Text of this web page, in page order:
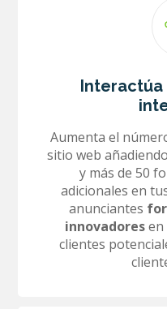
Aumenta el
sitio web añadiendo
y más de 50
adicionales en
anunciantes
innovadoresen
clientes